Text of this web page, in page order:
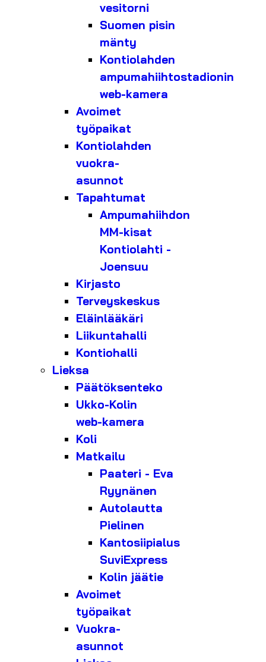
vesitorni
Suomen pisin
mänty
Kontiolahden
ampumahiihtostadionin
web-kamera
Avoimet
työpaikat
Kontiolahden
vuokra-
asunnot
Tapahtumat
Ampumahiihdon
MM-kisat
Kontiolahti -
Joensuu
Kirjasto
Terveyskeskus
Eläinlääkäri
Liikuntahalli
Kontiohalli
Lieksa
Päätöksenteko
Ukko-Kolin
web-kamera
Koli
Matkailu
Paateri - Eva
Ryynänen
Autolautta
Pielinen
Kantosiipialus
SuviExpress
Kolin jäätie
Avoimet
työpaikat
Vuokra-
asunnot